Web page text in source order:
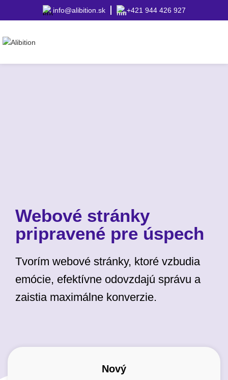
info@alibition.sk +421 944 426 927
Webové stránky
pripravené pre úspech
Tvorím webové stránky, ktoré vzbudia
emócie, efektívne odovzdajú správu a
zaistia maximálne konverzie.
Nový